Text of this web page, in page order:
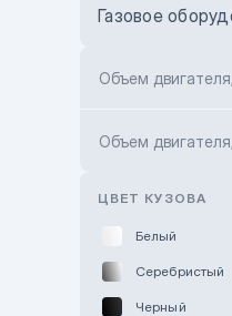
Toyota
Hyundai
Газовое
Объем
Объем
ЦВЕТ КУЗОВА
Белый
Серебристый
Черный